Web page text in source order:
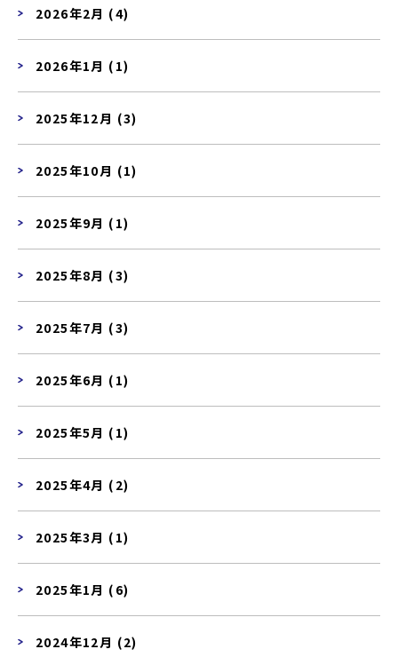
2026年2月 (4)
2026年1月 (1)
2025年12月 (3)
2025年10月 (1)
2025年9月 (1)
2025年8月 (3)
2025年7月 (3)
2025年6月 (1)
2025年5月 (1)
2025年4月 (2)
2025年3月 (1)
2025年1月 (6)
2024年12月 (2)